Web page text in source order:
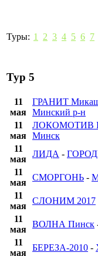
Туры: 1 2 3 4 5 6 7
Тур 5
11
мая
ГРАНИТ
Минский р-н
11
мая
ЛОКОМОТИВ
Минск
11
мая
ЛИДА -
11
мая
СМОРГОНЬ -
11
мая
СЛОНИМ 2017
11
мая
ВОЛНА Пинск
11
мая
БЕРЕЗА-2010 -